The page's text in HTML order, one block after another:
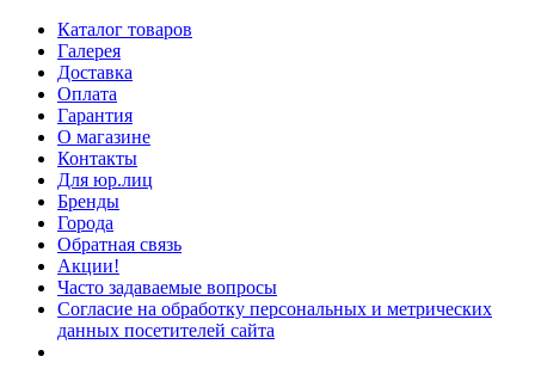
Каталог товаров
Галерея
Доставка
Оплата
Гарантия
О магазине
Контакты
Для юр.лиц
Бренды
Города
Обратная связь
Акции!
Часто задаваемые вопросы
Согласие на обработку персональных и метрических
данных посетителей сайта